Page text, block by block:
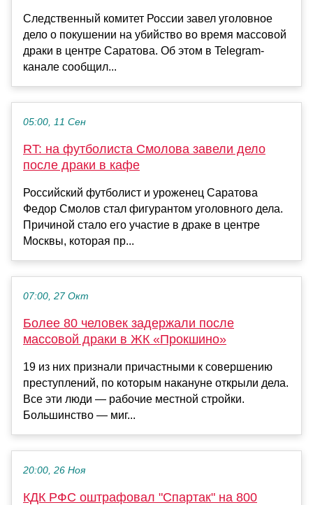
Следственный комитет России завел уголовное
дело о покушении на убийство во время массовой
драки в центре Саратова. Об этом в Telegram-
канале сообщил...
05:00, 11 Сен
RT: на футболиста Смолова завели дело
после драки в кафе
Российский футболист и уроженец Саратова
Федор Смолов стал фигурантом уголовного дела.
Причиной стало его участие в драке в центре
Москвы, которая пр...
07:00, 27 Окт
Более 80 человек задержали после
массовой драки в ЖК «Прокшино»
19 из них признали причастными к совершению
преступлений, по которым накануне открыли дела.
Все эти люди — рабочие местной стройки.
Большинство — миг...
20:00, 26 Ноя
КДК РФС оштрафовал "Спартак" на 800